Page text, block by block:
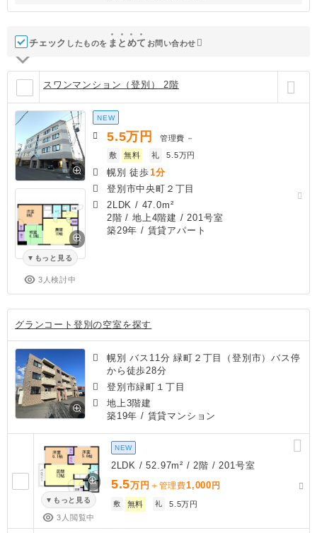
チェック したものを ま と めて お問い合わせ
スワンマンション（登別） 2階
もっと見る
3人検討中
NEW
5.5万円 管理費 －
敷
無料 礼 5.5万円
幌別 徒歩1分
登別市中央町２丁目
2LDK / 47.0m²
2階 / 地上4階建 / 201号室
築29年 / 賃貸アパート
グランコート登別の空室を探す
幌別 バス11分 緑町２丁目（登別市）バス停
から徒歩28分
登別市緑町１丁目
地上3階建
築19年 / 賃貸マンション
もっと見る
3人閲覧中
NEW
2LDK / 52.97m² / 2階 / 201号室
5.5万円 ＋管理費1,000 円
敷 無料 礼 5.5万円